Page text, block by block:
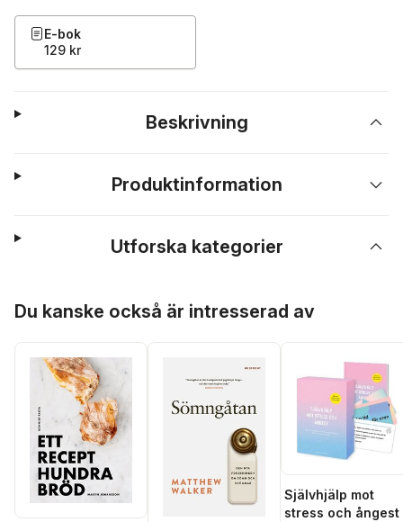
E-bok
129 kr
Beskrivning
Produktinformation
Utforska kategorier
Du kanske också är intresserad av
Självhjälp mot
stress och ångest